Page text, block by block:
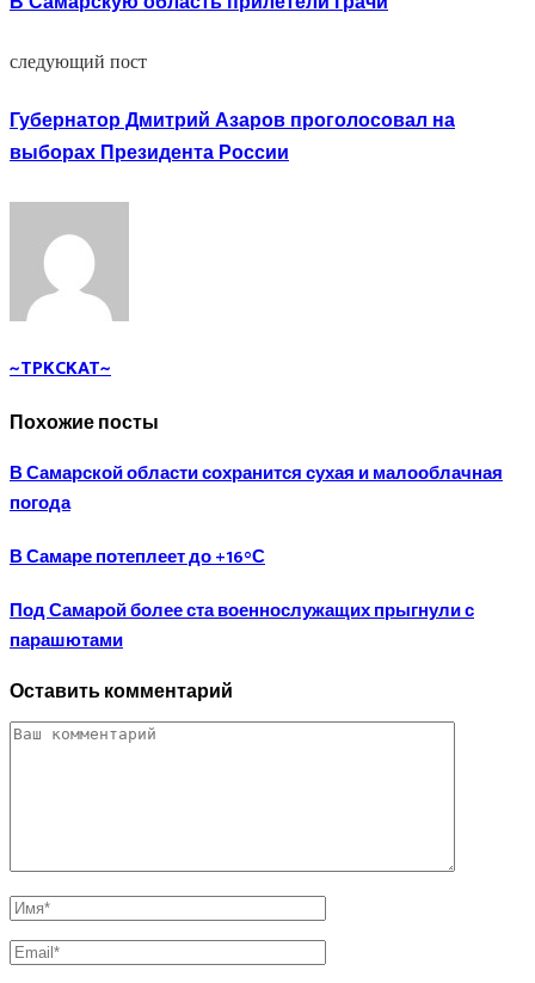
следующий пост
Губернатор Дмитрий Азаров проголосовал на
выборах Президента России
~TPKCKAT~
Похожие посты
В Самарской области сохранится сухая и малооблачная
погода
В Самаре потеплеет до +16°С
Под Самарой более ста военнослужащих прыгнули с
парашютами
Оставить комментарий